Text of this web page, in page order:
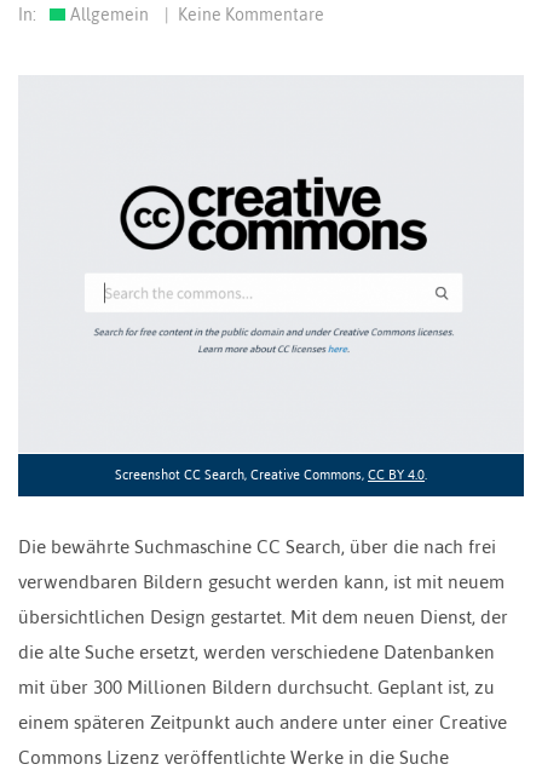
In:
Allgemein Keine Kommentare
Screenshot CC Search, Creative Commons, CC BY 4.0
Die bewährte Suchmaschine CC Search, über die nach frei
verwendbaren Bildern gesucht werden kann, ist mit neuem
übersichtlichen Design gestartet. Mit dem neuen Dienst, der
die alte Suche ersetzt, werden verschiedene Datenbanken
mit über 300 Millionen Bildern durchsucht. Geplant ist, zu
einem späteren Zeitpunkt auch andere unter einer Creative
Commons Lizenz veröffentlichte Werke in die Suche